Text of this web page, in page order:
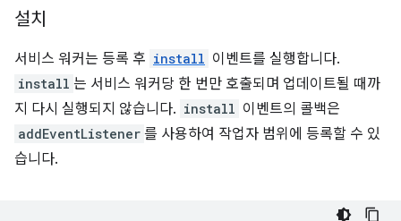
설치
서비스 워커는 등록 후 install 이벤트를 실행합니다.
install 는 서비스 워커당 한 번만 호출되며 업데이트될 때까
지 다시 실행되지 않습니다. install 이벤트의 콜백은
addEventListener 를 사용하여 작업자 범위에 등록할 수 있
습니다.